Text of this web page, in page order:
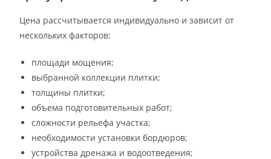
Цена рассчитывается индивидуально и зависит от
нескольких факторов:
площади мощения;
выбранной коллекции плитки;
толщины плитки;
объема подготовительных работ;
сложности рельефа участка;
необходимости установки бордюров;
устройства дренажа и водоотведения;